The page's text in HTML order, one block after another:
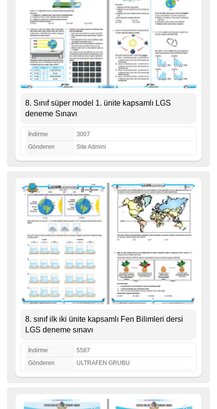
8. Sınıf süper model 1. ünite kapsamlı LGS
deneme Sınavı
İndirme
3007
Gönderen
Site Admini
8. sınıf ilk iki ünite kapsamlı Fen Bilimleri dersi
LGS deneme sınavı
İndirme
5587
Gönderen
ULTRAFEN GRUBU